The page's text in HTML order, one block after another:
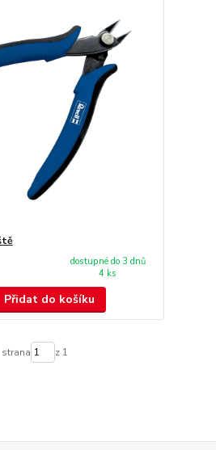
dostupné do 3 dnů
4 ks
Přidat do košíku
strana z 1